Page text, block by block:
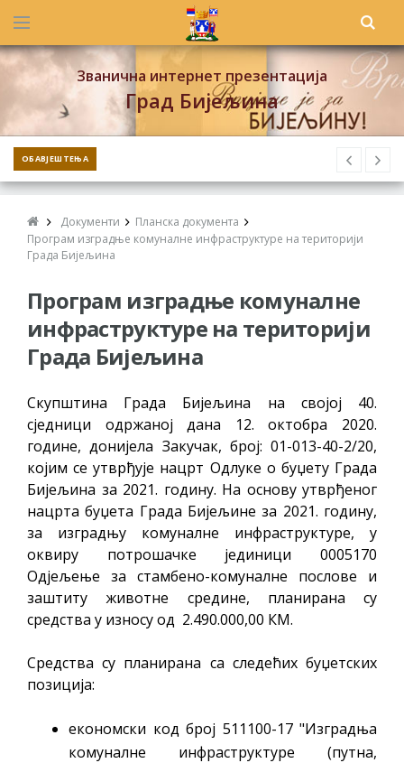
Званична интернет презентација
Град Бијељина
ОБАВЈЕШТЕЊА
Документи
Планска документа
Програм изградње комуналне инфраструктуре на територији
Града Бијељина
Програм изградње комуналне
инфраструктуре на територији
Града Бијељина
Скупштина Града Бијељина на својој 40.
сједници одржаној дана 12. октобра 2020.
године, донијела Закучак, број: 01-013-40-2/20,
којим се утврђује нацрт Одлуке о буџету Града
Бијељина за 2021. годину. На основу утврђеног
нацрта буџета Града Бијељине за 2021. годину,
за изградњу комуналне инфраструктуре, у
оквиру потрошачке јединици 0005170
Одјељење за стамбено-комуналне послове и
заштиту животне средине, планирана су
средства у износу од 2.490.000,00 КМ.
Средства су планирана са следећих буџетских
позиција:
економски код број 511100-17 "Изградња
комуналне инфраструктуре (путна,